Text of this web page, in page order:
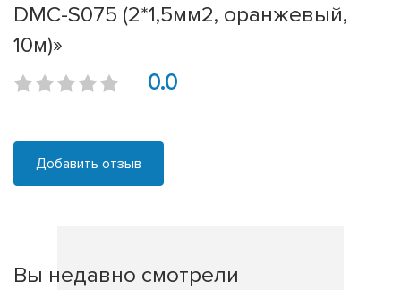
DMC-S075 (2*1,5мм2, оранжевый,
10м)»
0.0
Добавить отзыв
Вы недавно смотрели